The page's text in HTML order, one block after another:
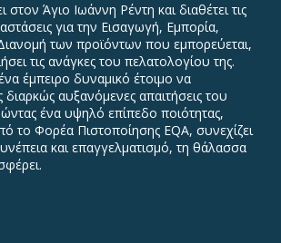
στον Άγιο Ιωάννη Ρέντη και διαθέτει τις
για την Εισαγωγή, Εμπορία,
των προϊόντων που εμπορεύεται,
τις ανάγκες του πελατολογίου της.
έμπειρο δυναμικό έτοιμο να
διαρκώς αυξανόμενες απαιτήσεις του
ένα υψηλό επίπεδο ποιότητας,
το Φορέα Πιστοποίησης EQA, συνεχίζει
και επαγγελματισμό, τη θάλασσα